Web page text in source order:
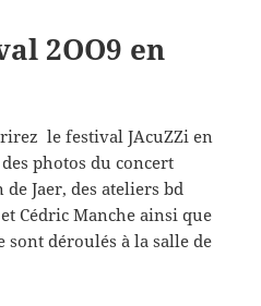
2OO9 en
le festival JAcuZZi en
photos du concert
Jaer, des ateliers bd
Cédric Manche ainsi que
sont déroulés à la salle de